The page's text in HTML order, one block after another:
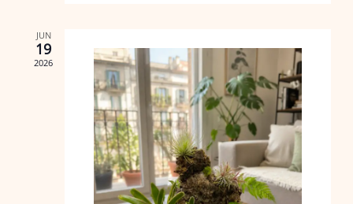
JUN
19
2026